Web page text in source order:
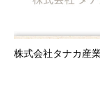
株式会社タナカ産